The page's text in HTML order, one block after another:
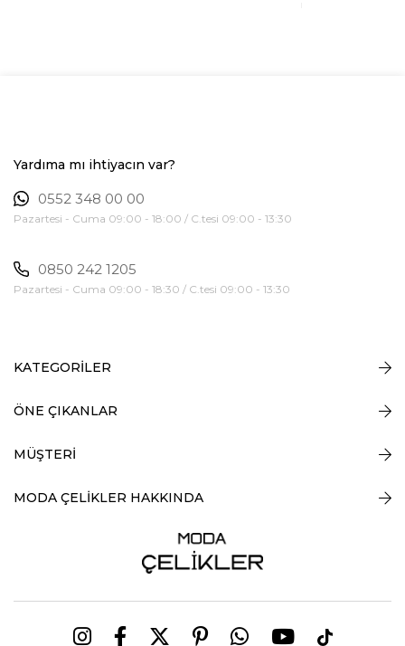
Yardıma mı ihtiyacın var?
0552 348 00 00
Pazartesi - Cuma 09:00 - 18:00 / C.tesi 09:00 - 13:30
0850 242 1205
Pazartesi - Cuma 09:00 - 18:30 / C.tesi 09:00 - 13:30
KATEGORİLER
ÖNE ÇIKANLAR
MÜŞTERİ
MODA ÇELİKLER HAKKINDA